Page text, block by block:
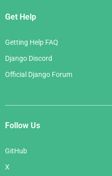
Get Help
Getting Help FAQ
Django Discord
Official Django Forum
Follow Us
GitHub
X